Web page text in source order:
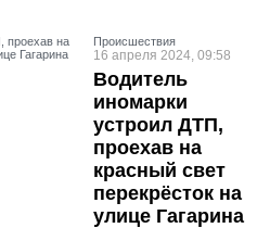
Проиcшествия
16 апреля 2024, 09:58
Водитель
иномарки
устроил ДТП,
проехав на
красный свет
перекрёсток на
улице Гагарина